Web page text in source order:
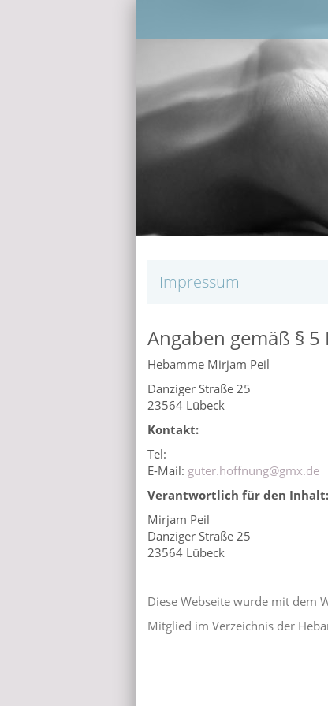
Impressum
Angaben gemäß § 5
Hebamme Mirjam Peil
Danziger Straße 25
23564 Lübeck
Kontakt:
Tel:
E-Mail: guter.hoffnung@gmx.de
Verantwortlich für den Inhalt:
Mirjam Peil
Danziger Straße 25
23564 Lübeck
Diese Webseite wurde mit dem
Mitglied im Verzeichnis der